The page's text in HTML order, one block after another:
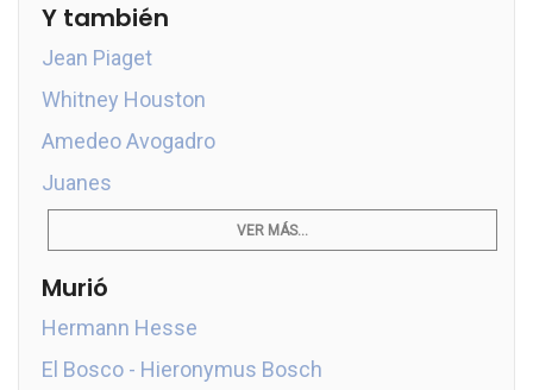
Y también
Jean Piaget
Whitney Houston
Amedeo Avogadro
Juanes
VER MÁS...
Murió
Hermann Hesse
El Bosco - Hieronymus Bosch